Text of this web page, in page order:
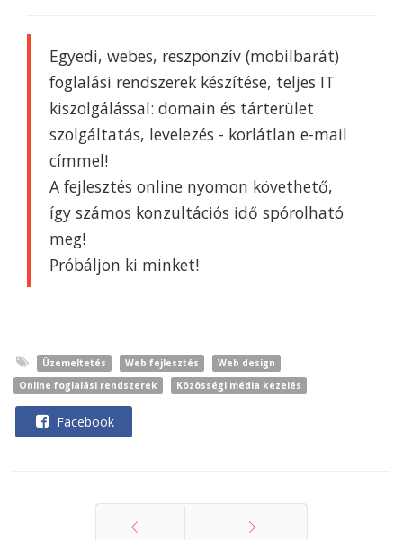
Egyedi, webes, reszponzív (mobilbarát)
foglalási rendszerek készítése, teljes IT
kiszolgálással: domain és tárterület
szolgáltatás, levelezés - korlátlan e-mail
címmel!
A fejlesztés online nyomon követhető,
így számos konzultációs idő spórolható
meg!
Próbáljon ki minket!
Üzemeltetés Web fejlesztés
Web design
Online foglalási rendszerek
Közösségi média kezelés
Facebook